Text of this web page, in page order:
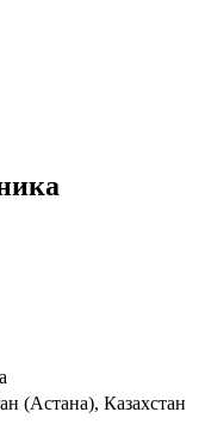
(Астана), Казахстан